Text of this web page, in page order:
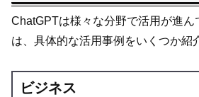
ChatGPTは様々な分野で活用が進ん
は、具体的な活用事例をいくつか紹
ビジネス